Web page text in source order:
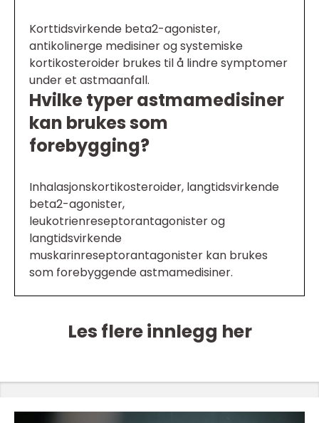
Korttidsvirkende beta2-agonister,
antikolinerge medisiner og systemiske
kortikosteroider brukes til å lindre symptomer
under et astmaanfall.
Hvilke typer astmamedisiner
kan brukes som
forebygging?
Inhalasjonskortikosteroider, langtidsvirkende
beta2-agonister,
leukotrienreseptorantagonister og
langtidsvirkende
muskarinreseptorantagonister kan brukes
som forebyggende astmamedisiner.
Les flere innlegg her